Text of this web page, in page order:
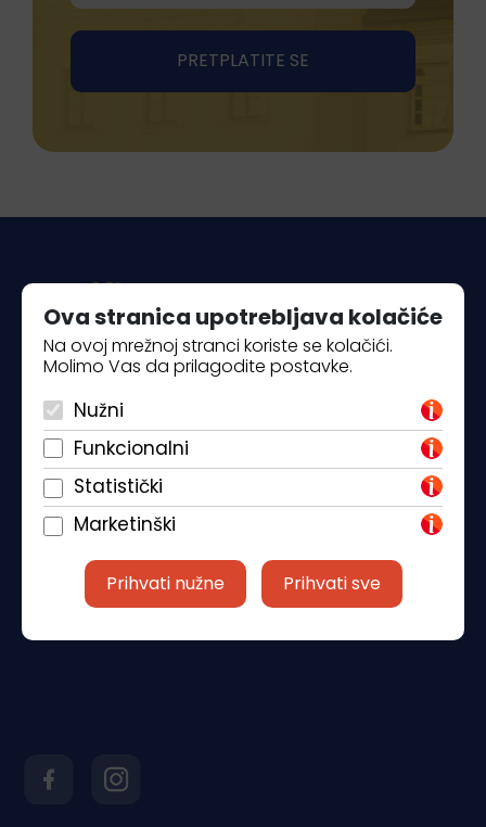
Ova stranica upotrebljava kolačiće
Na ovoj mrežnoj stranci koriste se kolačići.
Molimo Vas da prilagodite postavke.
Nužni
Funkcionalni
Statistički
Marketinški
Prihvati nužne Prihvati sve
Piantade 41, 52440 Poreč
+385 98 184 4015
info@klickandbook.com